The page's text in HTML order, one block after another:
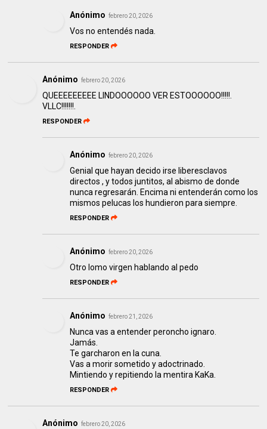
Anónimo febrero 20, 2026
Vos no entendés nada.
RESPONDER
Anónimo febrero 20, 2026
QUEEEEEEEEE LINDOOOOOO VER ESTOOOOOO!!!!!.
VLLC!!!!!!!.
RESPONDER
Anónimo febrero 20, 2026
Genial que hayan decido irse liberesclavos
directos , y todos juntitos, al abismo de donde
nunca regresarán. Encima ni entenderán como los
mismos pelucas los hundieron para siempre.
RESPONDER
Anónimo febrero 20, 2026
Otro lomo virgen hablando al pedo
RESPONDER
Anónimo febrero 21, 2026
Nunca vas a entender peroncho ignaro.
Jamás.
Te garcharon en la cuna.
Vas a morir sometido y adoctrinado.
Mintiendo y repitiendo la mentira KaKa.
RESPONDER
Anónimo febrero 20, 2026